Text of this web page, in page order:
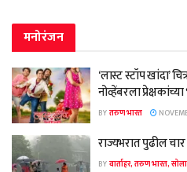
मनोरंजन
‘लास्ट स्टॉप खांदा’
नोव्हेंबरला
BYतरुण भारत
राज्यभरात पुढील चार
BYवार्ताहर, तरुण भारत,